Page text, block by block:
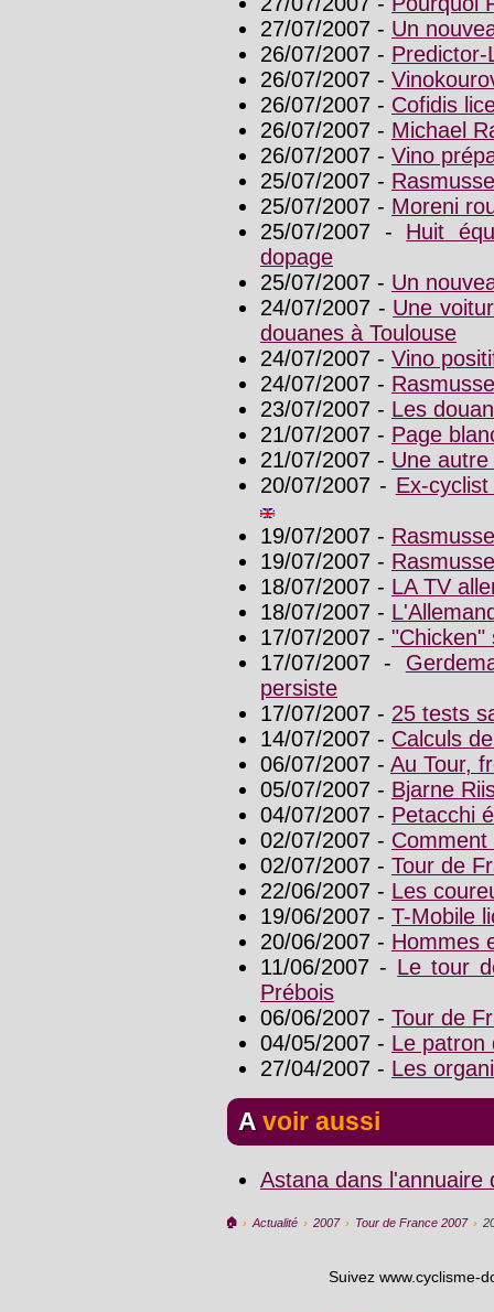
27/07/2007 - Un
26/07/2007 -
26/07/2007 -
26/07/2007 - Cofidis
26/07/2007 - Michael
26/07/2007 - Vino
25/07/2007 -
25/07/2007 - Moreni
25/07/2007 - Huit
dopage
25/07/2007 - Un
24/07/2007 - Une
douanes à Toulouse
24/07/2007 - Vino
24/07/2007 -
23/07/2007 - Les
21/07/2007 - Page
21/07/2007 - Une
20/07/2007 - Ex-
19/07/2007 -
19/07/2007 -
18/07/2007 - LA TV
18/07/2007 -
17/07/2007 - "Chicken"
17/07/2007 -
persiste
17/07/2007 - 25 tests
14/07/2007 - Calculs
06/07/2007 - Au Tour,
05/07/2007 - Bjarne
04/07/2007 - Petacchi
02/07/2007 -
02/07/2007 - Tour de
22/06/2007 - Les
19/06/2007 - T-Mobile
20/06/2007 - Hommes
11/06/2007 - Le tour
Prébois
06/06/2007 - Tour de
04/05/2007 - Le patron
27/04/2007 - Les
A voir aussi
Astana dans l'annuaire
🏠︎ › Actualité › 2007 › Tour de France 2007 ›
Suivez www.cyclisme-